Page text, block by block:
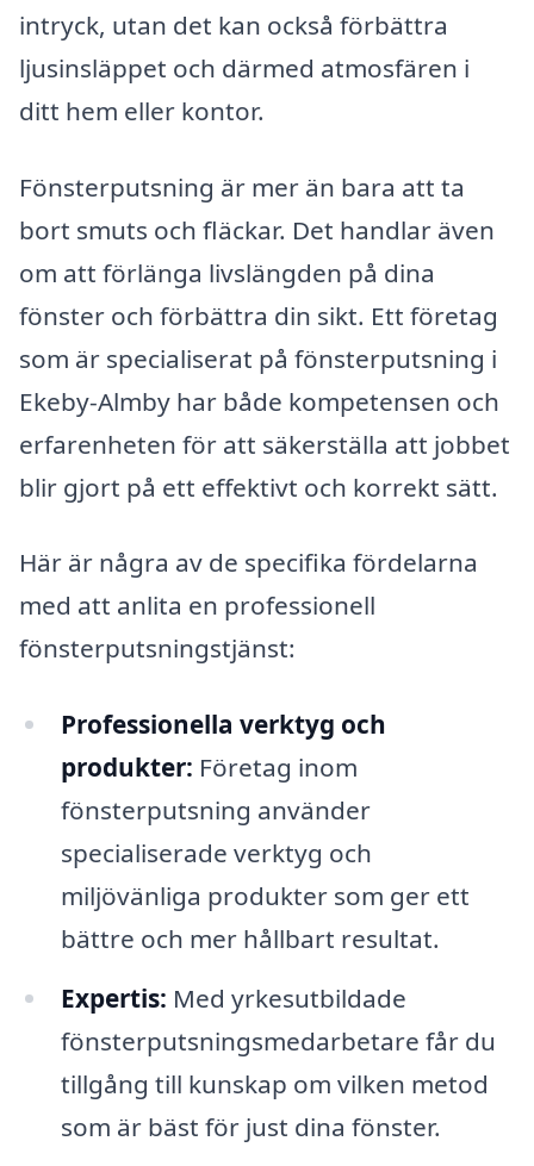
intryck, utan det kan också förbättra
ljusinsläppet och därmed atmosfären i
ditt hem eller kontor.
Fönsterputsning är mer än bara att ta
bort smuts och fläckar. Det handlar även
om att förlänga livslängden på dina
fönster och förbättra din sikt. Ett företag
som är specialiserat på fönsterputsning i
Ekeby-Almby har både kompetensen och
erfarenheten för att säkerställa att jobbet
blir gjort på ett effektivt och korrekt sätt.
Här är några av de specifika fördelarna
med att anlita en professionell
fönsterputsningstjänst:
Professionella verktyg och
produkter: Företag inom
fönsterputsning använder
specialiserade verktyg och
miljövänliga produkter som ger ett
bättre och mer hållbart resultat.
Expertis: Med yrkesutbildade
fönsterputsningsmedarbetare får du
tillgång till kunskap om vilken metod
som är bäst för just dina fönster.